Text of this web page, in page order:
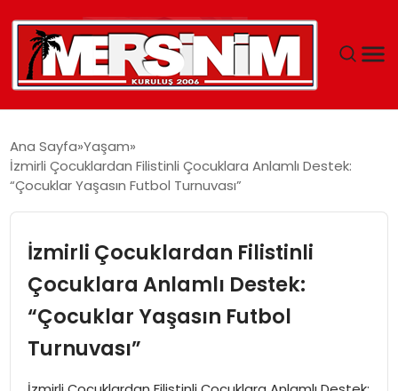
YAŞAM
EĞITIM
Ana Sayfa Yaşam
İzmirli Çocuklardan Filistinli Çocuklara Anlamlı Destek:
“Çocuklar Yaşasın Futbol Turnuvası”
İzmirli Çocuklardan Filistinli
Çocuklara Anlamlı Destek:
“Çocuklar Yaşasın Futbol
Turnuvası”